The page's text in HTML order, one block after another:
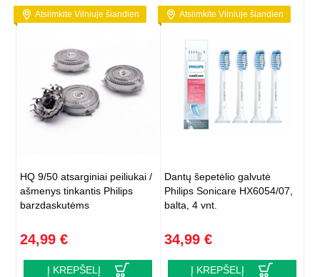
Atsiimkite Vilniuje šiandien
HQ 9/50 atsarginiai peiliukai /
ašmenys tinkantis Philips
barzdaskutėms
24,99 €
Į KREPŠELĮ
Atsiimkite Vilniuje šiandien
Dantų šepetėlio galvutė
Philips Sonicare HX6054/07,
balta, 4 vnt.
34,99 €
Į KREPŠELĮ